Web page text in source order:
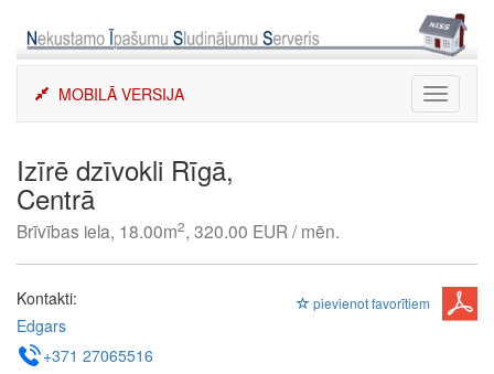
content
Toggle
MOBILĀ VERSIJA
Izīrē dzīvokli Rīgā,
Centrā
Brīvības iela, 18.00m2, 320.00 EUR / mēn.
pievienot favorītiem
Kontakti:
Edgars
+371 27065516